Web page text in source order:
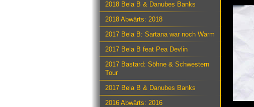
2018 Bela B & Danubes Banks
2018 Abwärts: 2018
2017 Bela B: Sartana war noch Warm
2017 Bela B feat Pea Devlin
2017 Bastard: Söhne & Schwestern
Tour
2017 Bela B & Danubes Banks
2016 Abwärts: 2016